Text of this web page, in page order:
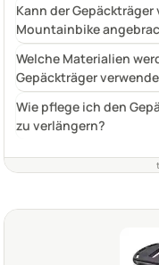
Kann der Gepäckträger
Mountainbike
Welche Materialien
Gepäckträger
Wie pflege ich den
zu verlängern?